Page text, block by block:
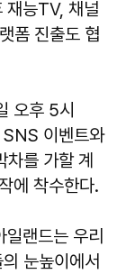
능TV, 채널
폼 진출도 협
오후 5시
이벤트와
를 가할 계
에 착수한다.
랜드는 우리
눈높이에서